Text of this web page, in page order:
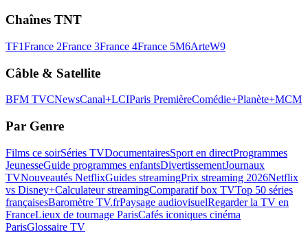
Chaînes TNT
TF1France 2France 3France 4France 5M6ArteW9
Câble & Satellite
BFM TVCNewsCanal+LCIParis PremièreComédie+Planète+MCM
Par Genre
Films ce soirSéries TVDocumentairesSport en directProgrammes
JeunesseGuide programmes enfantsDivertissementJournaux
TVNouveautés NetflixGuides streamingPrix streaming 2026Netflix
vs Disney+Calculateur streamingComparatif box TVTop 50 séries
françaisesBaromètre TV.frPaysage audiovisuelRegarder la TV en
FranceLieux de tournage ParisCafés iconiques cinéma
ParisGlossaire TV